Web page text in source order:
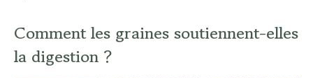
Comment les graines soutiennent-elles
la digestion ?